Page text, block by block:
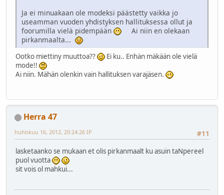
Ja ei minuakaan ole modeksi päästetty vaikka jo
useamman vuoden yhdistyksen hallituksessa ollut ja
foorumilla vielä pidempään
Ai niin en olekaan
pirkanmaalta...
Ootko miettiny muuttoa??
Ei ku.. Enhän mäkään ole vielä
mode!!
Ai niin. Mähän olenkin vain hallituksen varajäsen.
Herra 47
#11
huhtikuu 16, 2012, 20:24:26 IP
lasketaanko se mukaan et olis pirkanmaalt ku asuin taNpereel
puol vuotta
sit vois ol mahkui...